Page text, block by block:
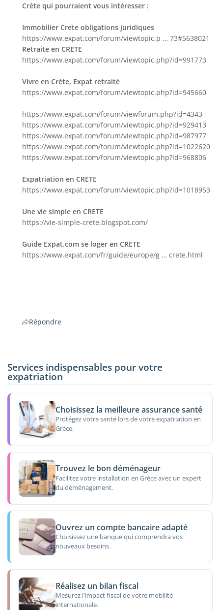
Crète qui pourraient vous intéresser :
Immobilier Crete obligations juridiques
https://www.expat.com/forum/viewtopic.p … 73#5638021
Retraite en CRETE
https://www.expat.com/forum/viewtopic.php?id=991773
Vivre en Crète, Expat retraité
https://www.expat.com/forum/viewtopic.php?id=945660
https://www.expat.com/forum/viewforum.php?id=4343
https://www.expat.com/forum/viewtopic.php?id=929413
https://www.expat.com/forum/viewtopic.php?id=987977
https://www.expat.com/forum/viewtopic.php?id=1022620
https://www.expat.com/forum/viewtopic.php?id=968806
Expatriation en CRETE
https://www.expat.com/forum/viewtopic.php?id=1018953
Une vie simple en CRETE
https://vie-simple-crete.blogspot.com/
Guide Expat.com se loger en CRETE
https://www.expat.com/fr/guide/europe/g … crete.html
Répondre
Services indispensables pour votre
expatriation
Choisissez la meilleure assurance santé
Protégez votre santé lors de votre expatriation en
Grèce.
Trouvez le bon déménageur
Facilitez votre installation en Grèce avec un expert
du déménagement.
Ouvrez un compte bancaire adapté
Choisissez une banque qui comprendra vos
nouveaux besoins.
Réalisez un bilan fiscal
Mesurez l'impact fiscal de votre mobilité
internationale.